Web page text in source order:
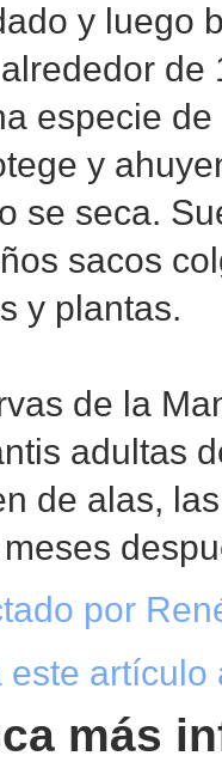
y luego
de
especie
y
se seca.
sacos
y plantas.
de la
adultas
de alas,
por
este artículo
más